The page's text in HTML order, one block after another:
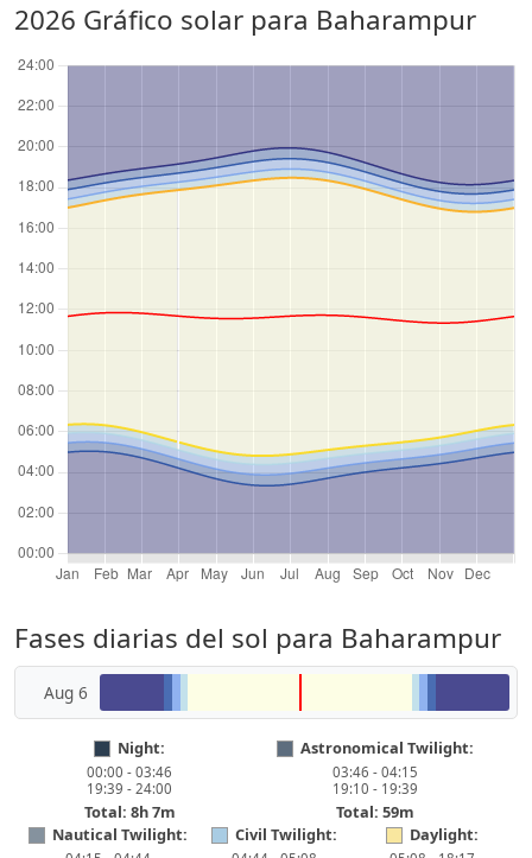
2026 Gráfico solar para Baharampur
Fases diarias del sol para Baharampur
Aug 6
Night:
00:00 - 03:46
19:39 - 24:00
Total: 8h 7m
Astronomical Twilight:
03:46 - 04:15
19:10 - 19:39
Total: 59m
Nautical Twilight:
Civil Twilight: Daylight: